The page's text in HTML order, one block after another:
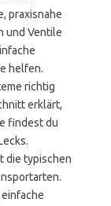
praxisnahe
und Ventile
helfen.
richtig
erklärt,
findest du
die typischen